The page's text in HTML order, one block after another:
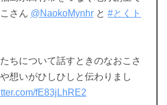
さん @NaokoMynhr と #とくト
ちについて話すときのなおこさ
想いがひしひしと伝わりまし
fE83jLhRE2